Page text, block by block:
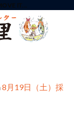
IT...
8月19日（土）採